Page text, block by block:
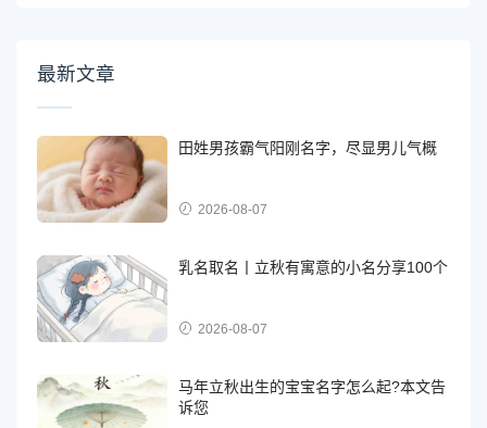
最新文章
田姓男孩霸气阳刚名字，尽显男儿气概
2026-08-07
乳名取名丨立秋有寓意的小名分享100个
2026-08-07
马年立秋出生的宝宝名字怎么起?本文告
诉您